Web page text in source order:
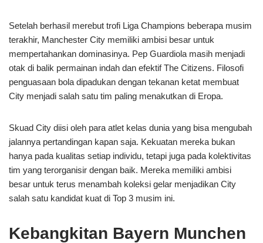
Setelah berhasil merebut trofi Liga Champions beberapa musim
terakhir, Manchester City memiliki ambisi besar untuk
mempertahankan dominasinya. Pep Guardiola masih menjadi
otak di balik permainan indah dan efektif The Citizens. Filosofi
penguasaan bola dipadukan dengan tekanan ketat membuat
City menjadi salah satu tim paling menakutkan di Eropa.
Skuad City diisi oleh para atlet kelas dunia yang bisa mengubah
jalannya pertandingan kapan saja. Kekuatan mereka bukan
hanya pada kualitas setiap individu, tetapi juga pada kolektivitas
tim yang terorganisir dengan baik. Mereka memiliki ambisi
besar untuk terus menambah koleksi gelar menjadikan City
salah satu kandidat kuat di Top 3 musim ini.
Kebangkitan Bayern Munchen